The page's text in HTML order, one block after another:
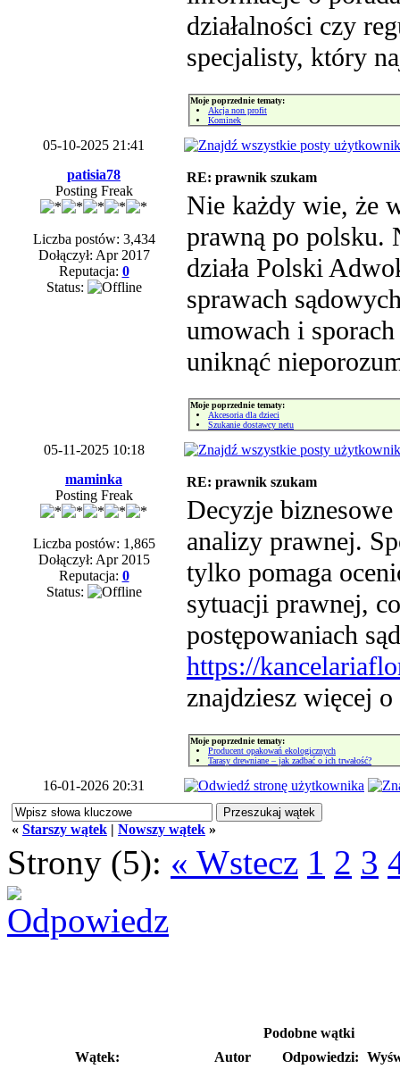
działalności czy
specjalisty, który
Moje poprzednie tematy:
Akcja non profit
Kominek
05-10-2025 21:41
patisia78
Posting Freak
Liczba postów: 3,434
Dołączył: Apr 2017
Reputacja: 0
Status:
RE: prawnik szukam
Nie każdy wie, że
prawną po polsku.
działa Polski
sprawach
umowach i
uniknąć
Moje poprzednie tematy:
Akcesoria dla dzieci
Szukanie dostawcy netu
05-11-2025 10:18
maminka
Posting Freak
Liczba postów: 1,865
Dołączył: Apr 2015
Reputacja: 0
Status:
RE: prawnik szukam
Decyzje
analizy prawnej.
tylko pomaga
sytuacji prawnej,
postępowaniach
https://
znajdziesz więcej
Moje poprzednie tematy:
Producent opakowań ekologicznych
Tarasy drewniane – jak zadbać o ich trwałość?
16-01-2026 20:31
« Starszy wątek | Nowszy wątek »
Strony (5): « Wstecz 1 2 3
Podobne wątki
Wątek:
Autor Odpowiedzi: